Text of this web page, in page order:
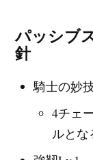
パッシブ
針
騎士の妙
4チェ
ルとな